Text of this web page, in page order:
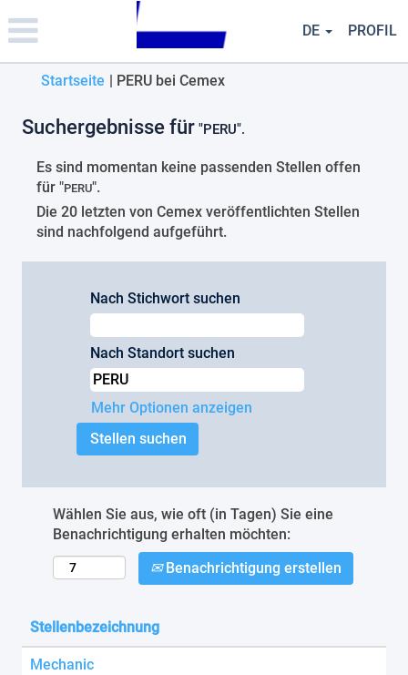
note:
This
website
includes
accessibility
system.
DE PROFIL
Startseite | PERU bei Cemex(aktuelle
Suchergebnisse für "PERU".
Es sind momentan keine passenden Stellen offen
für "PERU".
Die 20 letzten von Cemex veröffentlichten Stellen
sind nachfolgend aufgeführt.
Nach Stichwort suchen
Nach Standort suchen
Mehr Optionen anzeigen
Wählen Sie aus, wie oft (in Tagen) Sie eine
Benachrichtigung erhalten möchten:
Benachrichtigung erstellen
Stellenbezeichnung
Mechanic